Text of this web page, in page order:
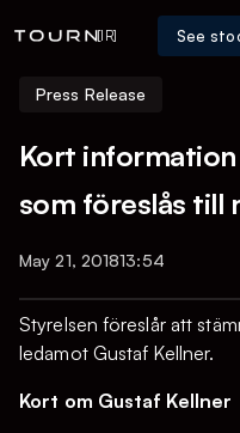
[IR] See
Press Release
Kort
som föreslås till
May 21, 201813:54
Styrelsen föreslår att
ledamot Gustaf Kellner.
Kort om Gustaf Kellner